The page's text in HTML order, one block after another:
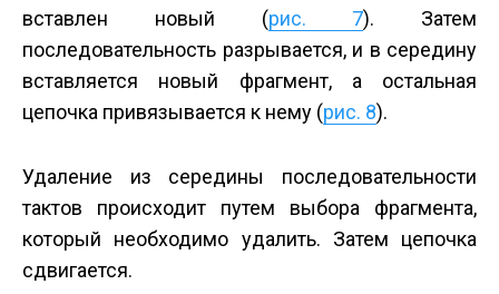
вставлен новый (рис. 7). Затем
последовательность разрывается, и в середину
вставляется новый фрагмент, а остальная
цепочка привязывается к нему (рис. 8).
Удаление из середины последовательности
тактов происходит путем выбора фрагмента,
который необходимо удалить. Затем цепочка
сдвигается.